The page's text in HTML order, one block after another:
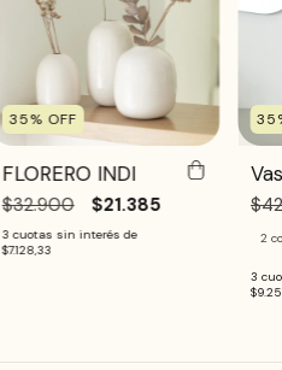
35% OFF
FLORERO INDI
$32.900 $21.385
3 cuotas sin interés de
$7.128,33
35
2
3